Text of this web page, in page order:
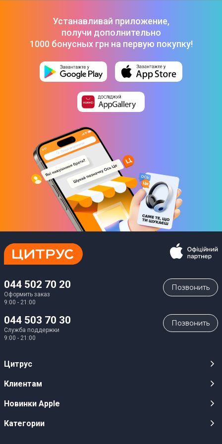
ROAM1R21- 11 990 ₴
Саундбар Sonos Ray (Black) RAYG1EU1BLK-
Устанавливай приложение,
получи дополнительно
1000 бонусных грн на первую покупку!
044 502 70 20
Оформить заказ
9:00 - 21:00
Позвонить
044 503 70 30
Служба поддержки
9:00 - 21:00
Позвонить
Цитрус
Карьера
Оптовым клиентам
Клиентам
Публичные оферты
Новинки Apple
iPhone 17
Категории